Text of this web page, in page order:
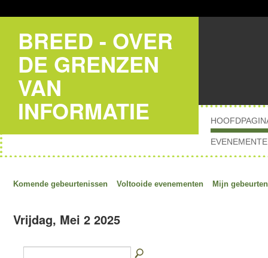
BREED - OVER
DE GRENZEN
VAN
INFORMATIE
Komende gebeurtenissen Voltooide evenementen Mijn
Vrijdag, Mei 2 2025